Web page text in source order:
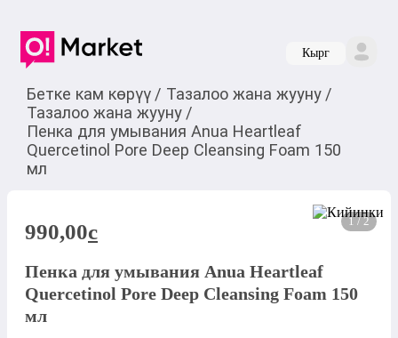
Кырг
Бетке кам көрүү / Тазалоо жана жууну /
Тазалоо жана жууну /
Пенка для умывания Anua Heartleaf
Quercetinol Pore Deep Cleansing Foam 150
мл
1 / 2
990,00c
Пенка для умывания Anua Heartleaf
Quercetinol Pore Deep Cleansing Foam 150
мл